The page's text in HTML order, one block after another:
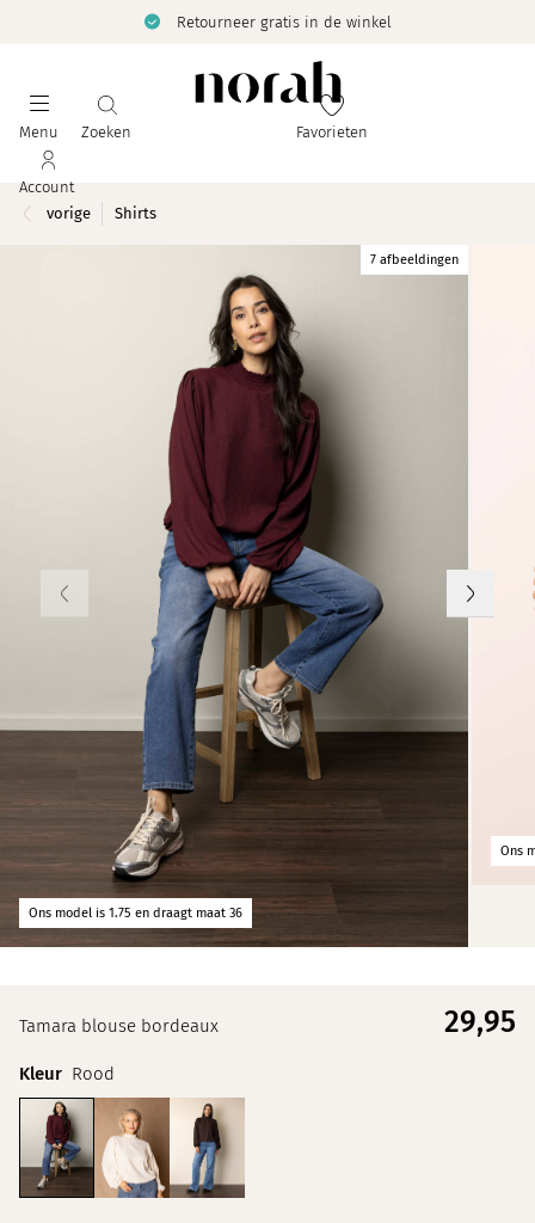
Retourneer gratis in de winkel
Menu Zoeken Favorieten
Account
vorige
Shirts
Ons model is 1.75 en draagt maat 36
Ons
7 afbeeldingen
Tamara blouse bordeaux 29,95
Kleur Rood